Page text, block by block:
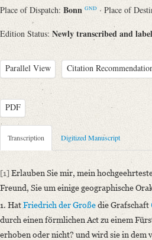
Place of Dispatch: Bonn GND · Place of
Edition Status: Newly transcribed and
Parallel View Citation
PDF
Metadata Concerning Header
Sender: August Wilhelm von Schlegel
Recipient: Georg Benjamin
Place of Dispatch: Bonn
Place of Destination: Bonn
Date: 04.06.1844
Notations: Empfänger sowie
Transcription Digitized Manuscript
[1] Erlauben Sie mir, mein
Freund, Sie um einige geographische
1. HatFriedrich der Großedie Grafschaft
durch einen förmlichen Act zu einem
erhoben oder nicht? und wird sie in dem